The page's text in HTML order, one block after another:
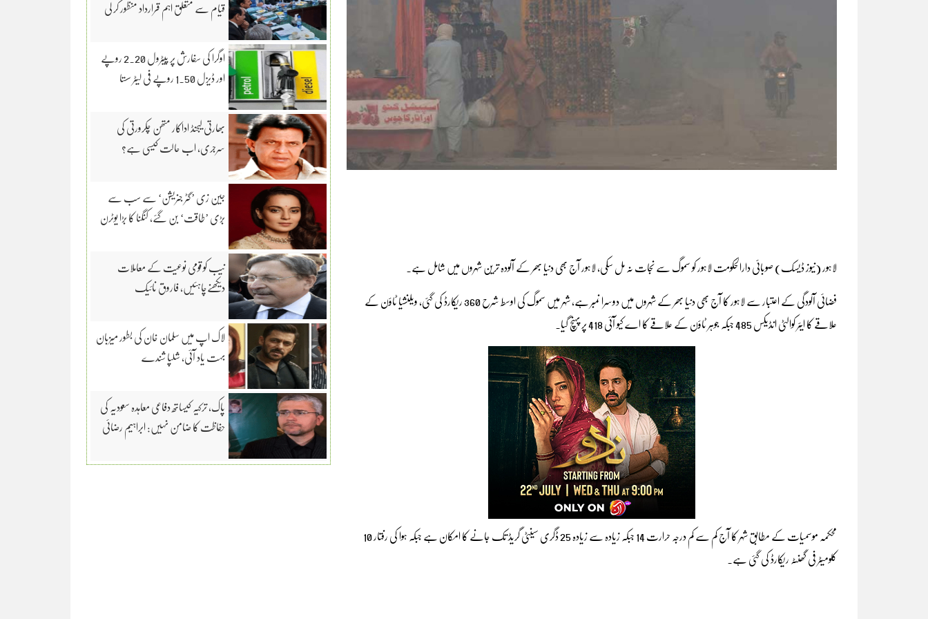
لاہور (نیوز ڈیسک) صوبائی دارالحکومت لاہور کو سموگ سے نجات نہ مل سکی، لاہور آج بھی دنیا بھر کے آلودہ ترین شہروں میں شامل ہے۔
فضائی آلودگی کے اعتبار سے لاہور کا آج بھی دنیا بھر کے شہروں میں دوسرا نمبر ہے، شہر میں سموگ کی اوسط شرح 360 ریکارڈ کی گئی، ویلنشیا ٹاؤن کے
علاقے کا ایئر کوالٹی انڈیکس 485 جبکہ جوہر ٹاؤن کے علاقے کا اے کیو آئی 418 پر پہنچ گیا۔
محکمہ موسمیات کے مطابق شہر کا آج کم سے کم درجہ حرارت 14 جبکہ زیادہ سے زیادہ 25 ڈگری سینٹی گریڈ تک جانے کا امکان ہے جبکہ ہوا کی رفتار 10
کلومیٹر فی گھنٹہ ریکارڈ کی گئی ہے۔
قیام سے متعلق اہم قرارداد منظور کر لی
اوگرا کی سفارش پر پیٹرول 2.20 روپے
اور ڈیزل 1.50 روپے فی لیٹر سستا
بھارتی لیجنڈ اداکار متھن چکرورتی کی
سرجری، اب حالت کیسی ہے؟
جین زی ’گٹر جنریشن‘ سے سب سے
بڑی ’طاقت‘ بن گئے، کنگنا کا بڑا یوٹرن
نیب کو قومی نوعیت کے معاملات
دیکھنےچاہئیں، فاروق نائیک
لاک اپ میں سلمان خان کی بطور میزبان
بہت یاد آئی، شلپا شندے
پاک، ترکیہ کیساتھ دفاعی معاہدہ سعودیہ کی
حفاظت کا ضامن نہیں: ابراہیم رضائی